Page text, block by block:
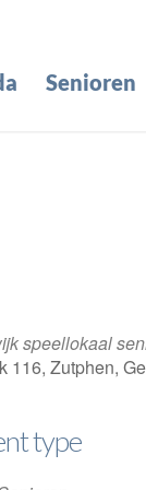
Senioren
speellokaal
116, Zutphen,
type